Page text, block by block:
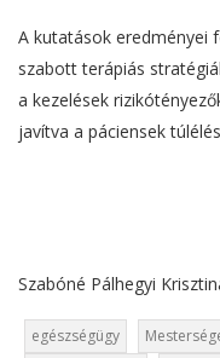
A kutatások eredményei
szabott terápiás
a kezelések
javítva a páciensek
Szabóné Pálhegyi
egészségügy